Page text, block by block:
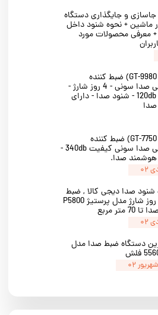
و جایگذاری دستگاه
ماشین + نحوه شنود داخل
معرفی محصولات مورد
(GT-9980 SONY) ضبط کننده
دیجیتالی صدا سونی - 4 روز شارژ -
کیفیت 120db - شنود صدا - دارای
(GT-7750 SONY) ضبط کننده
دیجیتالی صدا سونی کیفیت 340db -
صدا.
شنود صدا دیجی کالا , ضبط
صدا 12 روز شارژ مدل پرستیژ P5800
متر مربع
دستگاه ضبط صدا مدل